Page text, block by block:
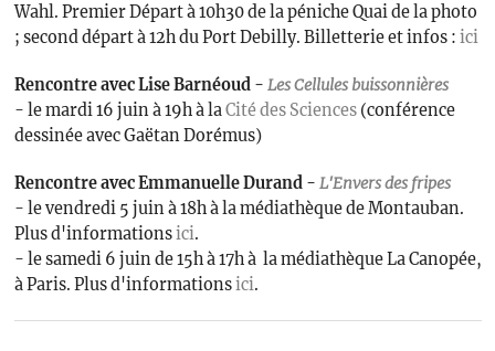
Wahl. Premier Départ à 10h30 de la péniche Quai de la photo
; second départ à 12h du Port Debilly. Billetterie et infos : ici
Rencontre avec Lise Barnéoud - LesCellules buissonnières
- le mardi 16 juin à 19h à laCité des Sciences(conférence
dessinée avec Gaëtan Dorémus)
Rencontre avec Emmanuelle Durand - L'Envers des fripes
- le vendredi 5 juin à 18h à la médiathèque de Montauban.
Plus d'informationsici.
- le samedi 6 juin de 15h à 17h à la médiathèque La Canopée,
à Paris. Plus d'informationsici.